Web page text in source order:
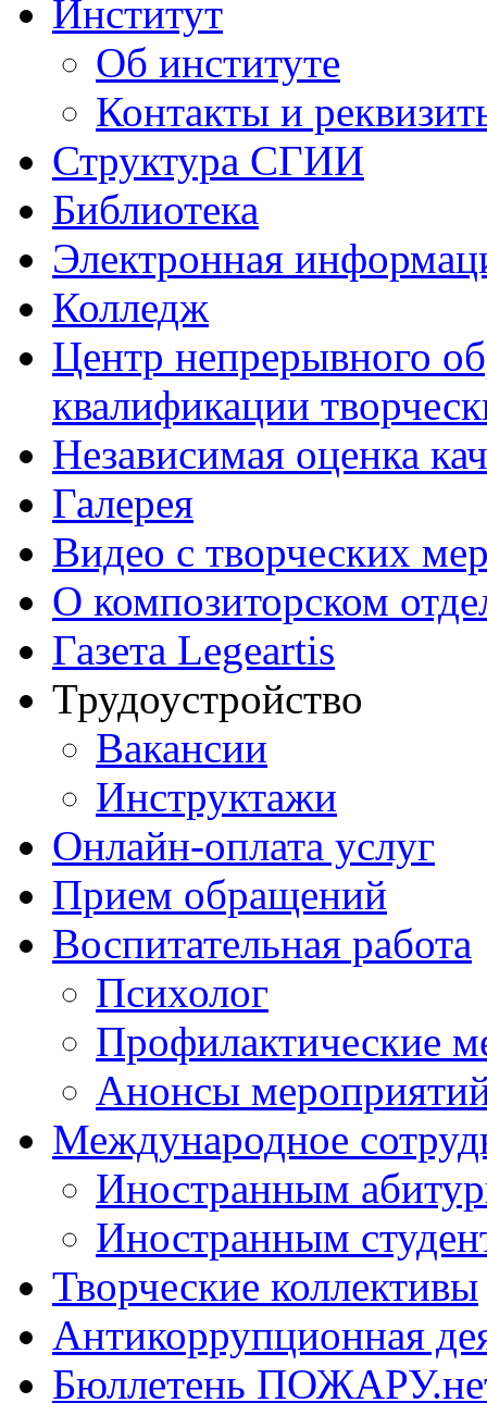
Институт
Об институте
Контакты и
Структура СГИИ
Библиотека
Электронная
Колледж
Центр непрерывного
квалификации
Независимая оценка
Галерея
Видео с творческих
О композиторском
Газета Legeartis
Трудоустройство
Вакансии
Инструктажи
Онлайн-оплата услуг
Прием обращений
Воспитательная работа
Психолог
Профилактические
Анонсы
Международное
Иностранным
Иностранным
Творческие коллективы
Антикоррупционная
Бюллетень